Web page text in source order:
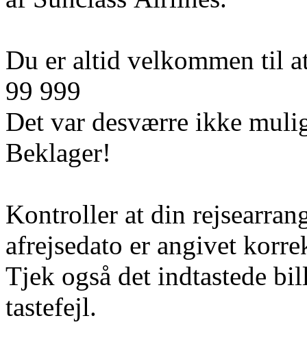
Du er altid velkommen til
99 999
Det var desværre ikke
Beklager!
Kontroller at din
afrejsedato er angivet
Tjek også det indtastede
tastefejl.